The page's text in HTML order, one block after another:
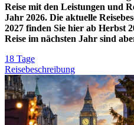
Reise mit den Leistungen und
Jahr 2026. Die aktuelle
2027 finden Sie hier ab Herbst
Reise im nächsten Jahr sind
18 Tage
Reisebeschreibung